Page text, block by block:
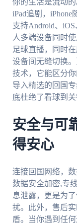
iPad追剧，
支持Android、
人多端设备同时
足球直播，同时
设备间无缝切换
技术，它能区分
导入精选的回国
底杜绝了看球到
安全与可
得安心
连接回国网络，
数据安全加密,专
息泄露，更是为
扰。此外，售后
盾。当你遇到任